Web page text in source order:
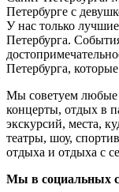
Петербурге с
У нас только
Петербурга.
Петербурга,
Мы советуем любые
концерты, отдых в
экскурсий, места,
театры, шоу,
отдыха и отдыха с
Мы в социальных